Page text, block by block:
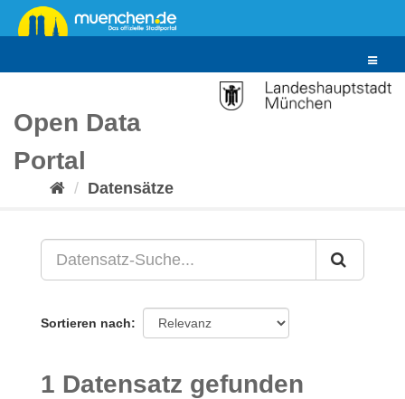
Überspringen
zum
Toggle
Open Data
Portal
Datensätze
Sortieren nach
1 Datensatz gefunden